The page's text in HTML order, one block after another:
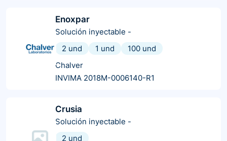
Enoxpar
Solución inyectable -
2 und
1 und
100 und
Chalver
INVIMA 2018M-0006140-R1
Crusia
Solución inyectable -
2 und